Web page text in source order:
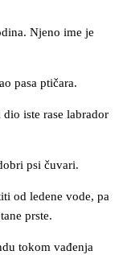
Njeno ime je
pasa ptičara.
iste rase labrador
psi čuvari.
od ledene vode, pa
prste.
tokom vađenja